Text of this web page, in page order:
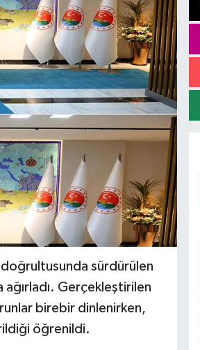
doğrultusunda sürdürülen
ağırladı. Gerçekleştirilen
birebir dinlenirken,
öğrenildi.